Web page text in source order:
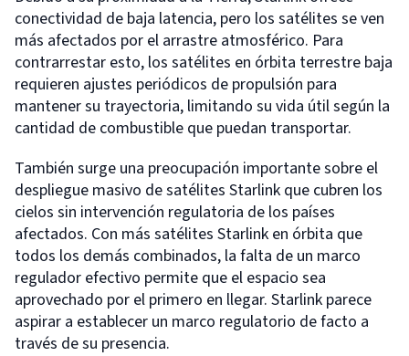
conectividad de baja latencia, pero los satélites se ven
más afectados por el arrastre atmosférico. Para
contrarrestar esto, los satélites en órbita terrestre baja
requieren ajustes periódicos de propulsión para
mantener su trayectoria, limitando su vida útil según la
cantidad de combustible que puedan transportar.
También surge una preocupación importante sobre el
despliegue masivo de satélites Starlink que cubren los
cielos sin intervención regulatoria de los países
afectados. Con más satélites Starlink en órbita que
todos los demás combinados, la falta de un marco
regulador efectivo permite que el espacio sea
aprovechado por el primero en llegar. Starlink parece
aspirar a establecer un marco regulatorio de facto a
través de su presencia.